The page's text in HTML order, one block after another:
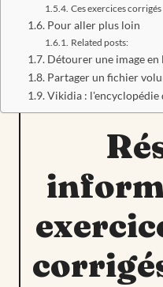
Ces exercices
Pour aller plus loin
Related posts:
Détourer une image
Partager un fichier
Vikidia : l'encyclopédie